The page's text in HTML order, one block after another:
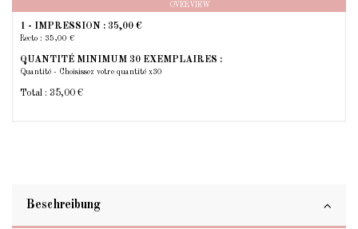
OVERVIEW
1 - IMPRESSION : 35,00 €
Recto : 35,00 €
QUANTITÉ MINIMUM 30 EXEMPLAIRES :
Quantité - Choisissez votre quantité x30
Total : 35,00 €
Beschreibung